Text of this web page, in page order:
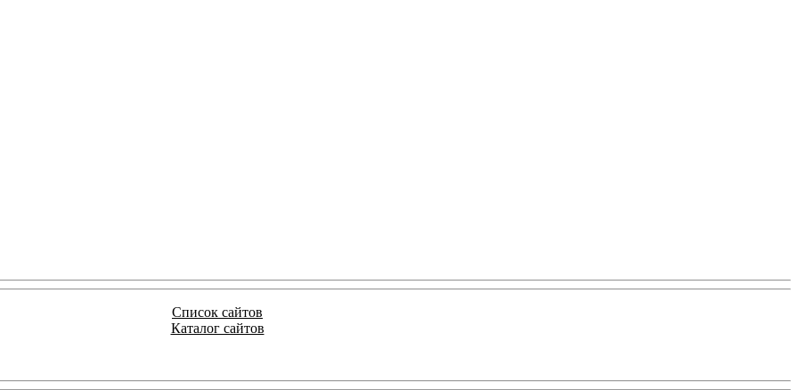
Список сайтов
Каталог сайтов